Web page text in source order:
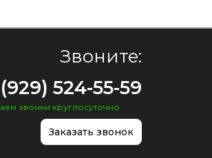
Звоните:
524-55-59
звонки круглосуточно
Заказать звонок